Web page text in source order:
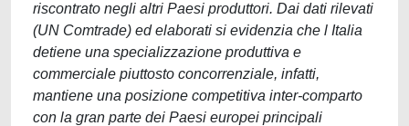
riscontrato negli altri Paesi produttori. Dai dati rilevati
(UN Comtrade) ed elaborati si evidenzia che l Italia
detiene una specializzazione produttiva e
commerciale piuttosto concorrenziale, infatti,
mantiene una posizione competitiva inter-comparto
con la gran parte dei Paesi europei principali